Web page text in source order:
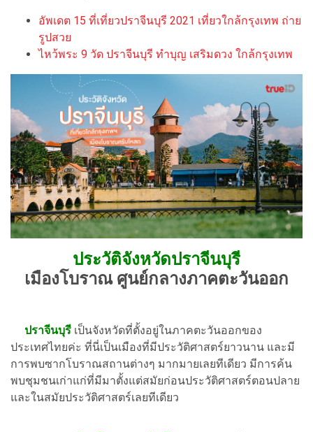
อัพเดต 15 ที่เที่ยวปราจีนบุรี 2021 เที่ยวใกล้กรุงเทพ ถ่าย
รูปสวย
ไหว้พระ 9 วัด ปราจีนบุรี ทำบุญ เสริมดวง ใกล้กรุงเทพ
ประวัติจังหวัดปราจีนบุรี
เมืองโบราณ ศูนย์กลางภาคตะวันออก
ปราจีนบุรี เป็นจังหวัดที่ตั้งอยู่ในภาคตะวันออกของ
ประเทศไทยค่ะ ที่นี่เป็นเมืองที่มีประวัติศาสตร์ยาวนาน และมี
การพบซากโบราณสถานต่างๆ มากมายเลยทีเดียว มีการค้น
พบชุมชนเก่าแก่ที่มีมาตั้งแต่สมัยก่อนประวัติศาสตร์ตอนปลาย
และในสมัยประวัติศาสตร์เลยทีเดียว